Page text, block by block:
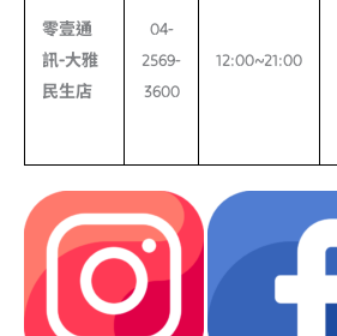
零壹通
訊-大雅
民生店
04-
2569-
3600
12:00~21:00